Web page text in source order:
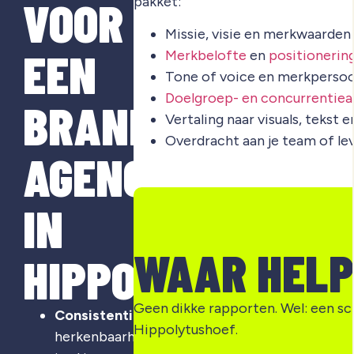
VOOR
EEN
BRANDING
AGENCY
IN
Consistentie:
herkenbaarheid
Missie, visie en merkwaarden
Merkbelofte en
Tone of voice en
Doelgroep- en
Vertaling naar visuals, tekst
Overdracht aan je team of
WAAR
Geen dikke rapporten. Wel: een
Hippolytushoef.